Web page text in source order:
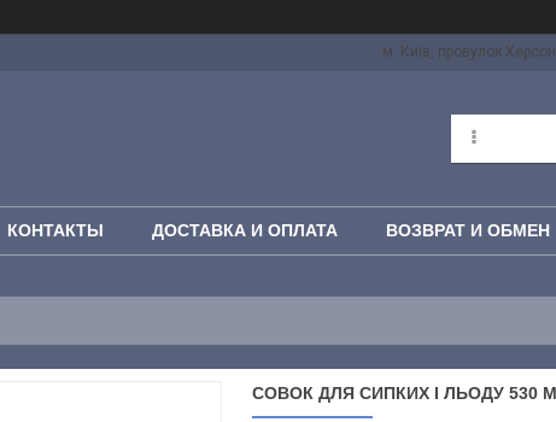
м. Київ, провулок
КОНТАКТЫ ДОСТАВКА И ОПЛАТА ВОЗВРАТ И ОБМЕН
СОВОК ДЛЯ СИПКИХ І ЛЬОДУ 530